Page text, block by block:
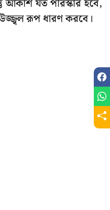
আকাশ যত পরিস্কার হবে,
উজ্জ্বল রূপ ধারণ করবে।